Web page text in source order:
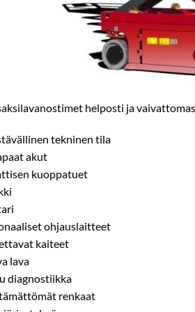
helposti ja
tekninen tila
akut
kuoppatuet
ohjauslaitteet
kaiteet
lava
diagnostiikka
renkaat